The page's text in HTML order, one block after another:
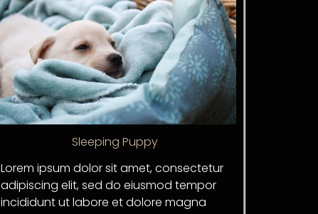
Sleeping Puppy
Lorem ipsum dolor sit amet, consectetur
adipiscing elit, sed do eiusmod tempor
incididunt ut labore et dolore magna